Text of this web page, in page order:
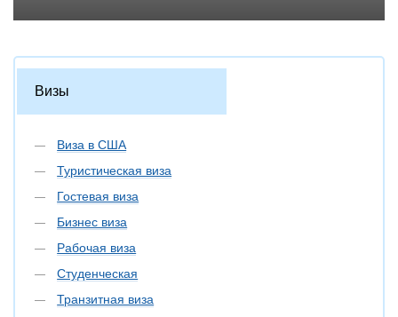
Визы
Виза в США
Туристическая виза
Гостевая виза
Бизнес виза
Рабочая виза
Студенческая
Транзитная виза